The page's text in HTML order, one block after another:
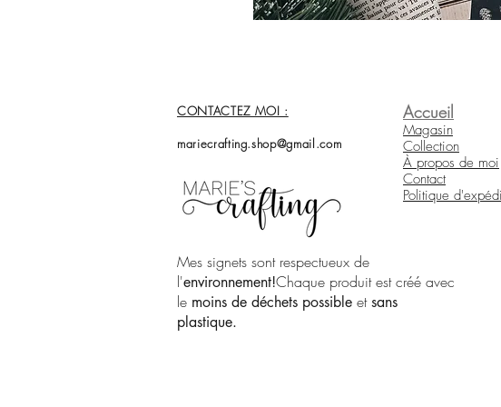
CONTACTEZ MOI :
mariecrafting.shop@gmail.com
Accueil
Magasin
Collection
À propos de moi
Contact
Politique
Mes signets sont respectueux de
l'environnement!Chaque produit est créé avec
le moins de déchets possible etsans
plastique.